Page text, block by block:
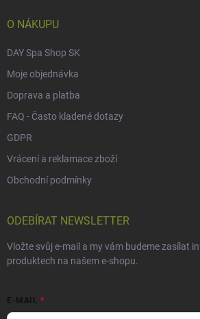
O NÁKUPU
DAY Spa Shop SK
Moje objednávka
Doprava a platba
FAQ - Často kladené dotazy
GDPR
Vrácení a reklamace zboží
Obchodní podmínky
ODEBÍRAT NEWSLETTER
Vložte svůj e-mail a my vám budeme zasílat
produktech na našem e-shopu.
E-MAIL